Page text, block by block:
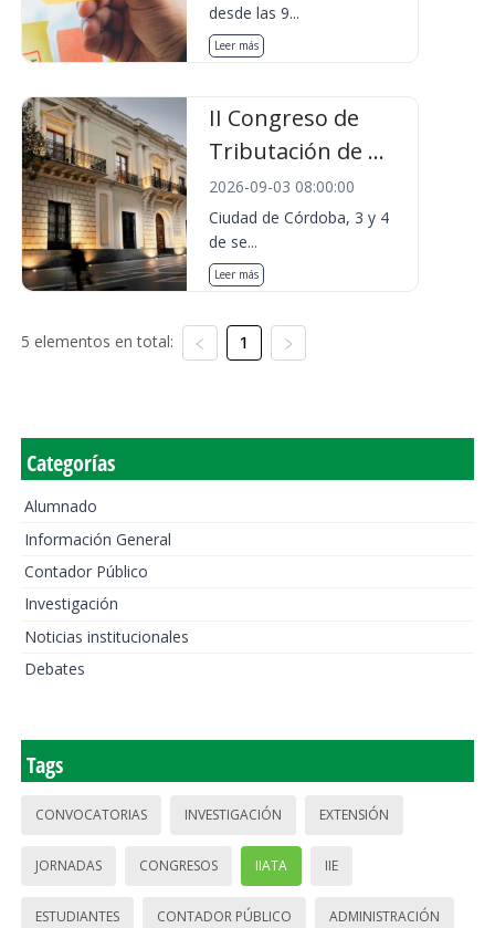
desde las 9...
Leer más
II Congreso de
Tributación de ...
2026-09-03 08:00:00
Ciudad de Córdoba, 3 y 4
de se...
Leer más
5 elementos en total: 1
Categorías
Alumnado
Información General
Contador Público
Investigación
Noticias institucionales
Debates
Tags
CONVOCATORIAS INVESTIGACIÓN EXTENSIÓN
JORNADAS CONGRESOS IIATA IIE
ESTUDIANTES CONTADOR PÚBLICO ADMINISTRACIÓN